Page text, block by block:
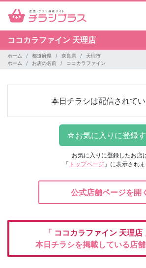
ココカラファイン 天理店
ホーム 都道府県 奈良県
天理市
ホーム
お店の名前 ココカラファイン
本日チラシは配信されて
お気に入りに登録したお店
「 トップページ 」に表示されま
公式店舗ページを開
「 ココカラファイン 天理店
本日チラシを掲載している店